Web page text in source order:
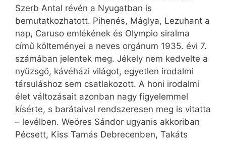
Szerb Antal révén a Nyugatban is
bemutatkozhatott. Pihenés, Máglya, Lezuhant a
nap, Caruso emlékének és Olympio siralma
című költeményei a neves orgánum 1935. évi 7.
számában jelentek meg. Jékely nem kedvelte a
nyüzsgő, kávéházi világot, egyetlen irodalmi
társuláshoz sem csatlakozott. A honi irodalmi
élet változásait azonban nagy figyelemmel
kísérte, s barátaival rendszeresen meg is vitatta
– levélben. Weöres Sándor ugyanis akkoriban
Pécsett, Kiss Tamás Debrecenben, Takáts